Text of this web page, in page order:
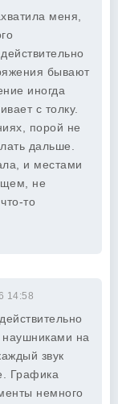
меня,
бывают
иногда
с толку.
порой не
дальше.
и местами
не
то
14:58
на
звук
Графика
немного